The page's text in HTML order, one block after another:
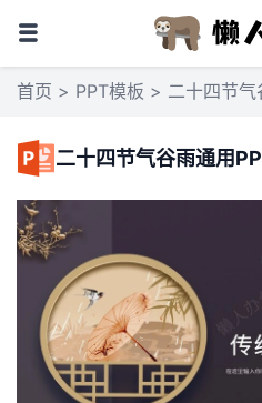
首页 > PPT模板 > 二十四节气
二十四节气谷雨通用